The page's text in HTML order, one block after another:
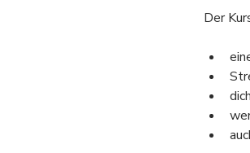
Der